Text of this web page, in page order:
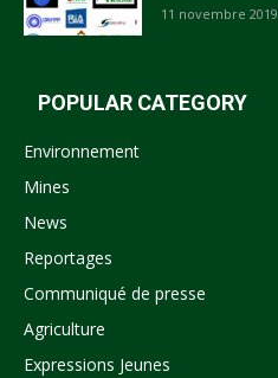
11 novembre 2019
POPULAR CATEGORY
Environnement
Mines
News
Reportages
Communiqué de presse
Agriculture
Expressions Jeunes